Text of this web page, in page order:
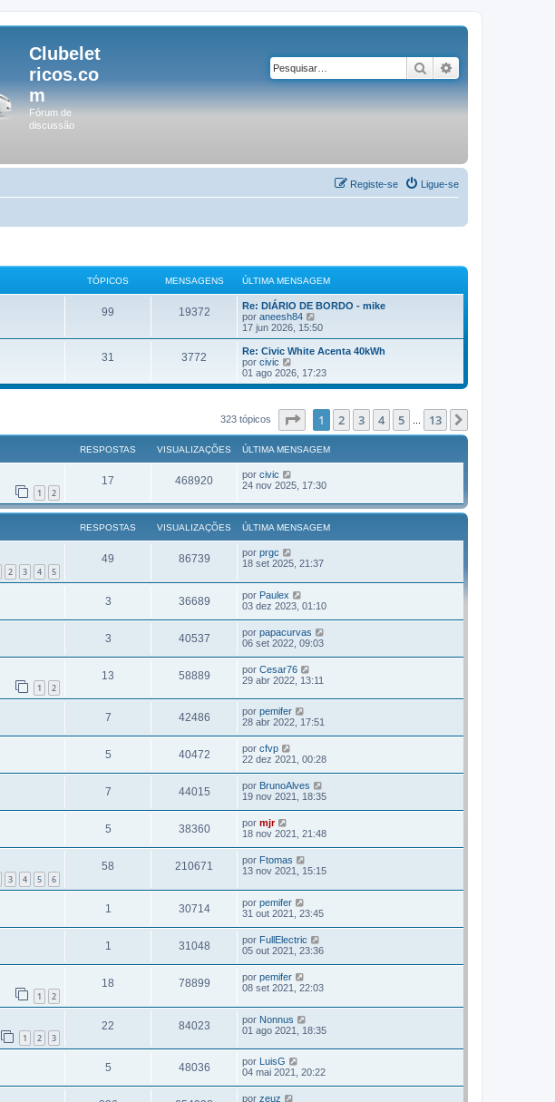
Clubelet
ricos.co
m
Fórum de
discussão
Pesquisar
Ligue-se
Registe-se
TÓPICOS MENSAGENS ÚLTIMA MENSAGEM
99 19372
Re: DIÁRIO DE BORDO - mike
por aneesh84
e
j
a
ú
t
a
M
e
g
m
17 jun 2026, 15:50
31 3772
Re: Civic White Acenta 40kWh
por civic
e
j
ú
t
i
M
e
n
s
a
01 ago 2026, 17:23
323 tópicos Página1 de 13
1 2 3 4 5 13
RESPOSTAS VISUALIZAÇÕES ÚLTIMA MENSAGEM
1 2
17 468920 por civic
24 nov 2025, 17:30
RESPOSTAS VISUALIZAÇÕES ÚLTIMA MENSAGEM
2 3 4 5
49 86739 por prgc
18 set 2025, 21:37
3 36689 por Paulex
03 dez 2023, 01:10
3 40537 por papacurvas
06 set 2022, 09:03
1 2
13 58889 por Cesar76
29 abr 2022, 13:11
7 42486 por pemifer
28 abr 2022, 17:51
5 40472 por cfvp
22 dez 2021, 00:28
7 44015 por BrunoAlves
19 nov 2021, 18:35
5 38360 por mjr
18 nov 2021, 21:48
3 4 5 6
58 210671 por Ftomas
13 nov 2021, 15:15
1 30714 por pemifer
31 out 2021, 23:45
1 31048 por FullElectric
05 out 2021, 23:36
1 2
18 78899 por pemifer
08 set 2021, 22:03
1 2 3
22 84023 por Nonnus
01 ago 2021, 18:35
5 48036 por
LuisG
04 mai 2021, 20:22
por zeuz